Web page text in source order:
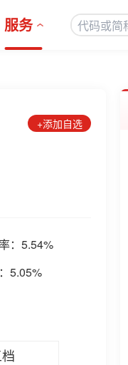
服务
+添加自选
： 5.54%
5.05%